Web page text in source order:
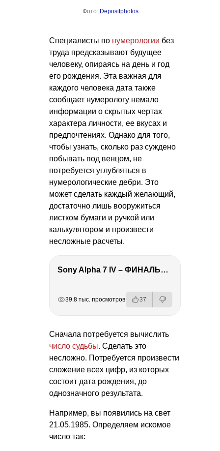
Фото: Depositphotos
Специалисты по нумерологии без
труда предсказывают будущее
человеку, опираясь на день и год
его рождения. Эта важная для
каждого человека дата также
сообщает нумерологу немало
информации о скрытых чертах
характера личности, ее вкусах и
предпочтениях. Однако для того,
чтобы узнать, сколько раз суждено
побывать под венцом, не
потребуется углубляться в
нумерологические дебри. Это
может сделать каждый желающий,
достаточно лишь вооружиться
листком бумаги и ручкой или
калькулятором и произвести
несложные расчеты.
Sony Alpha 7 IV – ФИНАЛЬНЫЙ ОБЗОР
39.8 тыс. просмотров 37
Сначала потребуется вычислить
число судьбы. Сделать это
несложно. Потребуется произвести
сложение всех цифр, из которых
состоит дата рождения, до
однозначного результата.
Например, вы появились на свет
21.05.1985. Определяем искомое
число так: